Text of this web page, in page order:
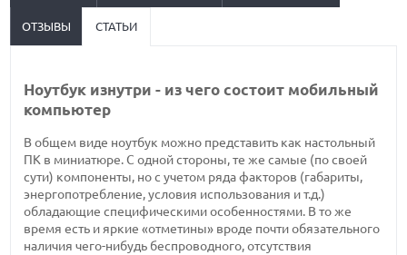
ОТЗЫВЫ СТАТЬИ
Ноутбук изнутри - из чего состоит мобильный
компьютер
В общем виде ноутбук можно представить как настольный
ПК в миниатюре. С одной стороны, те же самые (по своей
сути) компоненты, но с учетом ряда факторов (габариты,
энергопотребление, условия использования и т.д.)
обладающие специфическими особенностями. В то же
время есть и яркие «отметины» вроде почти обязательного
наличия чего-нибудь беспроводного, отсутствия